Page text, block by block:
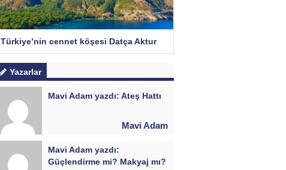
Türkiye’nin cennet köşesi Datça Aktur
Yazarlar
Mavi Adam yazdı: Ateş Hattı
Mavi Adam
Mavi Adam yazdı:
Güçlendirme mi? Makyaj mı?